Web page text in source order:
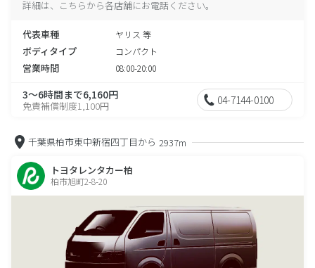
詳細は、こちらから各店舗にお電話ください。
代表車種 ヤリス 等
ボディタイプ コンパクト
営業時間 08:00-20:00
3～6時間まで6,160円
免責補償制度1,100円 04-7144-0100
千葉県柏市東中新宿四丁目から 2937m
トヨタレンタカー柏
柏市旭町2-8-20